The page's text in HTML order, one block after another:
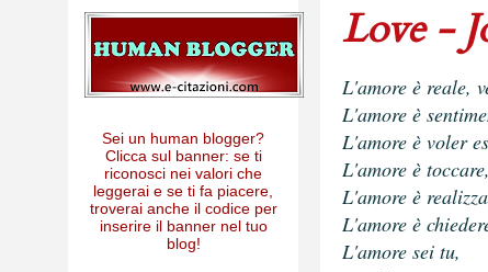
Love -
L'amore è reale,
L'amore è
L'amore è voler
L'amore è
L'amore è
L'amore è
L'amore sei tu,
Sei un human blogger?
Clicca sul banner: se ti
riconosci nei valori che
leggerai e se ti fa piacere,
troverai anche il codice per
inserire il banner nel tuo
blog!